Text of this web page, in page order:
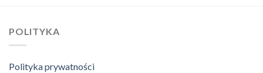
POLITYKA
Polityka prywatności